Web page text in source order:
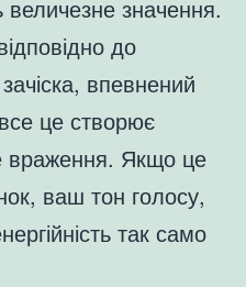
значення.
до
впевнений
це створює
враження. Якщо це
ваш тон голосу,
так само